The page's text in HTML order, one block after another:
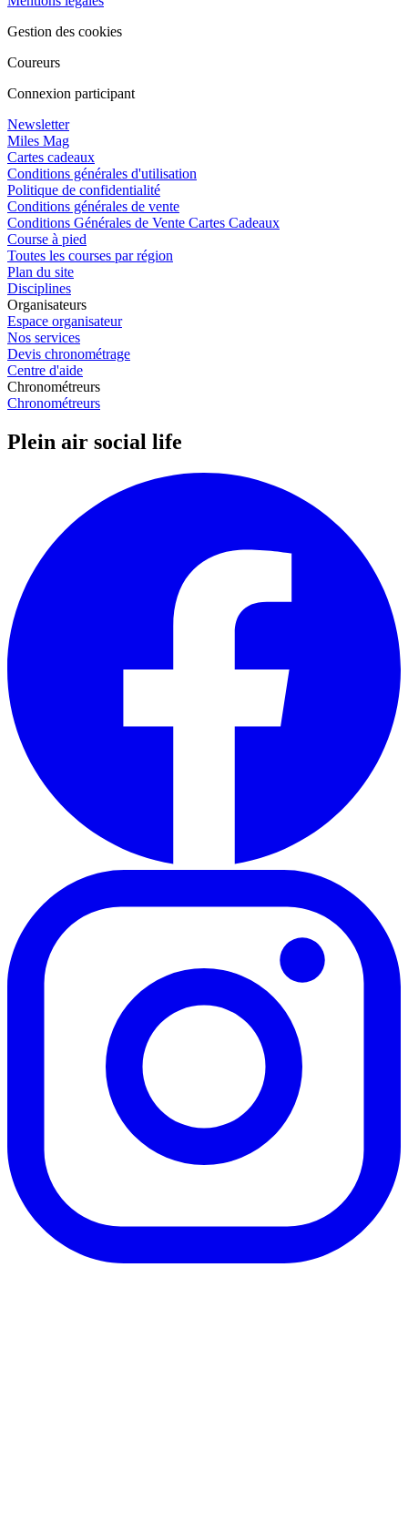
Gestion des cookies
Coureurs
Connexion participant
Newsletter
Miles Mag
Cartes cadeaux
Conditions générales d'utilisation
Politique de confidentialité
Conditions générales de vente
Conditions Générales de Vente Cartes Cadeaux
Course à pied
Toutes les courses par région
Plan du site
Disciplines
Organisateurs
Espace organisateur
Nos services
Devis chronométrage
Centre d'aide
Chronométreurs
Chronométreurs
Plein air social life